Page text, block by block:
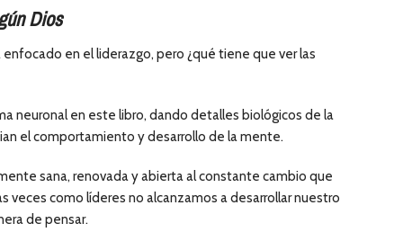
Dios
en el liderazgo, pero ¿qué tiene que ver las
neuronal en este libro, dando detalles biológicos de la
el comportamiento y desarrollo de la mente.
sana, renovada y abierta al constante cambio que
veces como líderes no alcanzamos a desarrollar nuestro
de pensar.